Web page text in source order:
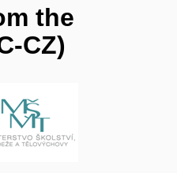
the
CZ)